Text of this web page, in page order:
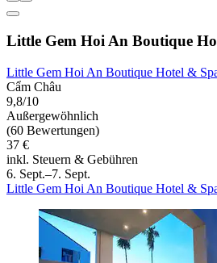
Little Gem Hoi An Boutique
Little Gem Hoi An Boutique Hotel &
Cẩm Châu
9,8/10
Außergewöhnlich
(60 Bewertungen)
37 €
inkl. Steuern & Gebühren
6. Sept.–7. Sept.
Little Gem Hoi An Boutique Hotel &